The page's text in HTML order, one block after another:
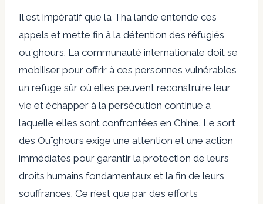
Il est impératif que la Thaïlande entende ces
appels et mette fin à la détention des réfugiés
ouïghours. La communauté internationale doit se
mobiliser pour offrir à ces personnes vulnérables
un refuge sûr où elles peuvent reconstruire leur
vie et échapper à la persécution continue à
laquelle elles sont confrontées en Chine. Le sort
des Ouïghours exige une attention et une action
immédiates pour garantir la protection de leurs
droits humains fondamentaux et la fin de leurs
souffrances. Ce n’est que par des efforts